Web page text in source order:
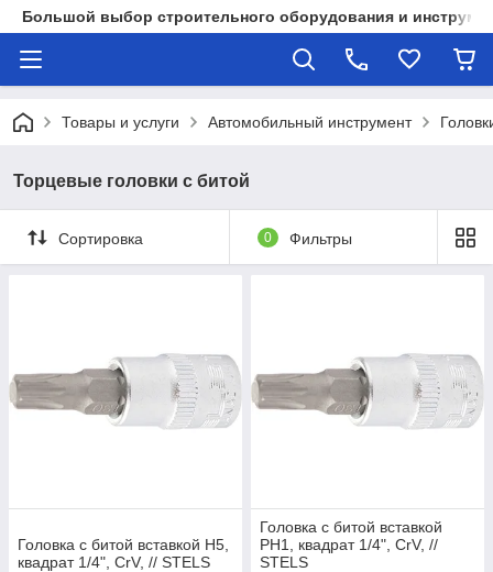
Большой выбор строительного оборудования и
Товары и услуги Автомобильный инструмент
Торцевые головки с битой
Сортировка 0 Фильтры
Головка с битой вставкой H5,
квадрат 1/4", CrV, // STELS
Головка с битой вставкой
PH1, квадрат 1/4", CrV, //
STELS